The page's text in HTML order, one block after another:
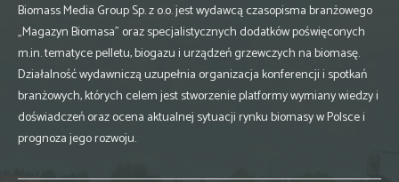
Biomass Media Group Sp. z o.o. jest wydawcą czasopisma branżowego
„Magazyn Biomasa” oraz specjalistycznych dodatków poświęconych
m.in. tematyce pelletu, biogazu i urządzeń grzewczych na biomasę.
Działalność wydawniczą uzupełnia organizacja konferencji i spotkań
branżowych, których celem jest stworzenie platformy wymiany wiedzy i
doświadczeń oraz ocena aktualnej sytuacji rynku biomasy w Polsce i
prognoza jego rozwoju.